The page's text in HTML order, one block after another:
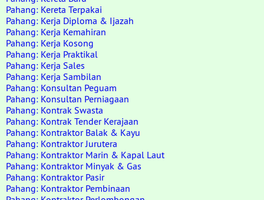
Pahang: Kereta Terpakai
Pahang: Kerja Diploma & Ijazah
Pahang: Kerja Kemahiran
Pahang: Kerja Kosong
Pahang: Kerja Praktikal
Pahang: Kerja Sales
Pahang: Kerja Sambilan
Pahang: Konsultan Peguam
Pahang: Konsultan Perniagaan
Pahang: Kontrak Swasta
Pahang: Kontrak Tender Kerajaan
Pahang: Kontraktor Balak & Kayu
Pahang: Kontraktor Jurutera
Pahang: Kontraktor Marin & Kapal Laut
Pahang: Kontraktor Minyak & Gas
Pahang: Kontraktor Pasir
Pahang: Kontraktor Pembinaan